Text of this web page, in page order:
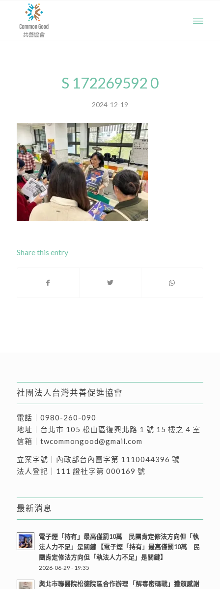
S 172269592 0
2024-12-19
Share this entry
社團法人台灣共善促進協會
電話｜ 0980-260-090
地址｜ 台北市 105 松山區復興北路 1 號 15 樓之 4 室
信箱｜ twcommongood@gmail.com
立案字號｜內政部台內團字第 1110044396 號
法人登記｜111 證社字第 000169 號
最新消息
電子煙「持有」最高僅罰10萬 民團肯定修法方向但「執
法人力不足」是關鍵 【電子煙「持有」最高僅罰10萬 民
團肯定修法方向但「執法人力不足」是關鍵】
2026-06-29 - 19:35
與北市聯醫院松德院區合作辦理 「解毒密碼戰」獲頒感謝